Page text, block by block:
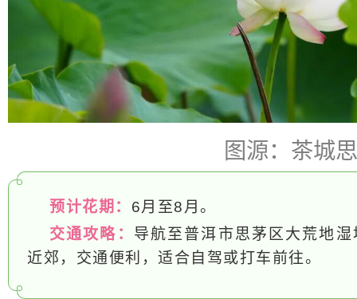
图源：茶城
预计花期： 6月至8月。
交通攻略： 导航至普洱市思茅区大荒地
近郊，交通便利，适合自驾或打车前往。